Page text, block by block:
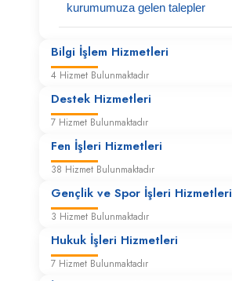
kurumumuza gelen talepler
Vatandaş taleplerinin alınıp ilgili
müdürlüklerimize iletilmesi
Bilgi İşlem Hizmetleri
4 Hizmet Bulunmaktadır
Destek Hizmetleri
7 Hizmet Bulunmaktadır
Fen İşleri Hizmetleri
38 Hizmet Bulunmaktadır
Gençlik ve Spor İşleri Hizmetleri
3 Hizmet Bulunmaktadır
Hukuk İşleri Hizmetleri
7 Hizmet Bulunmaktadır